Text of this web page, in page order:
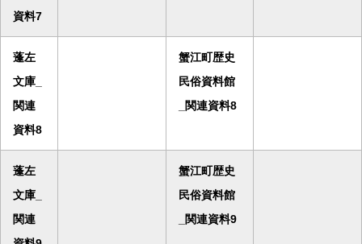
資料7
蓬左
文庫_
関連
資料8
蟹江町歴史
民俗資料館
_関連資料8
蓬左
文庫_
関連
蟹江町歴史
民俗資料館
_関連資料9